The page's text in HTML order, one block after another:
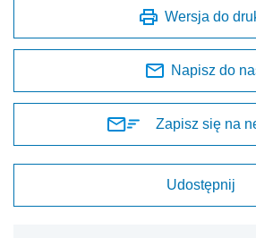
Wersja do
Napisz do
Zapisz się na
Udostępnij